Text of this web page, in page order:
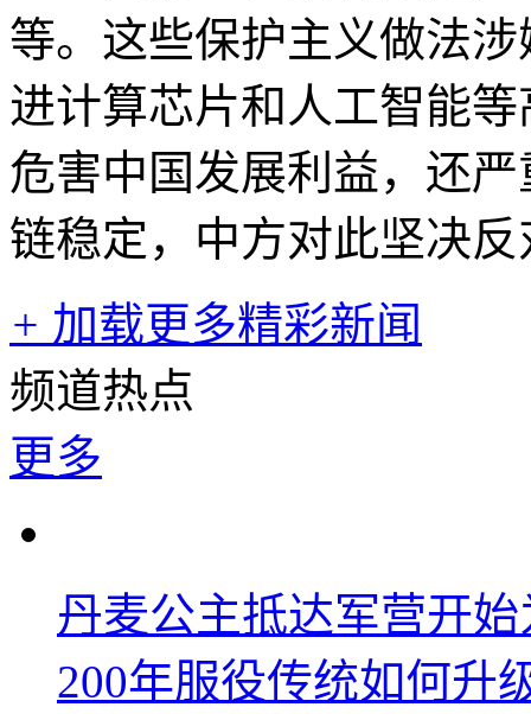
等。这些保护主义做法
进计算芯片和人工智能
危害中国发展利益，还
链稳定，中方对此坚决反
+ 加载更多精彩新闻
频道热点
更多
丹麦公主抵达军营开
200年服役传统如何升